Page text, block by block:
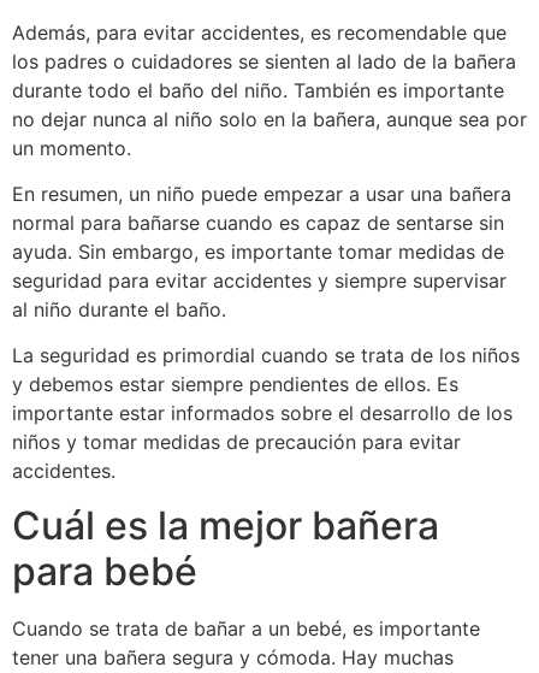
Además, para evitar accidentes, es recomendable que
los padres o cuidadores se sienten al lado de la bañera
durante todo el baño del niño. También es importante
no dejar nunca al niño solo en la bañera, aunque sea por
un momento.
En resumen, un niño puede empezar a usar una bañera
normal para bañarse cuando es capaz de sentarse sin
ayuda. Sin embargo, es importante tomar medidas de
seguridad para evitar accidentes y siempre supervisar
al niño durante el baño.
La seguridad es primordial cuando se trata de los niños
y debemos estar siempre pendientes de ellos. Es
importante estar informados sobre el desarrollo de los
niños y tomar medidas de precaución para evitar
accidentes.
Cuál es la mejor bañera
para bebé
Cuando se trata de bañar a un bebé, es importante
tener una bañera segura y cómoda. Hay muchas